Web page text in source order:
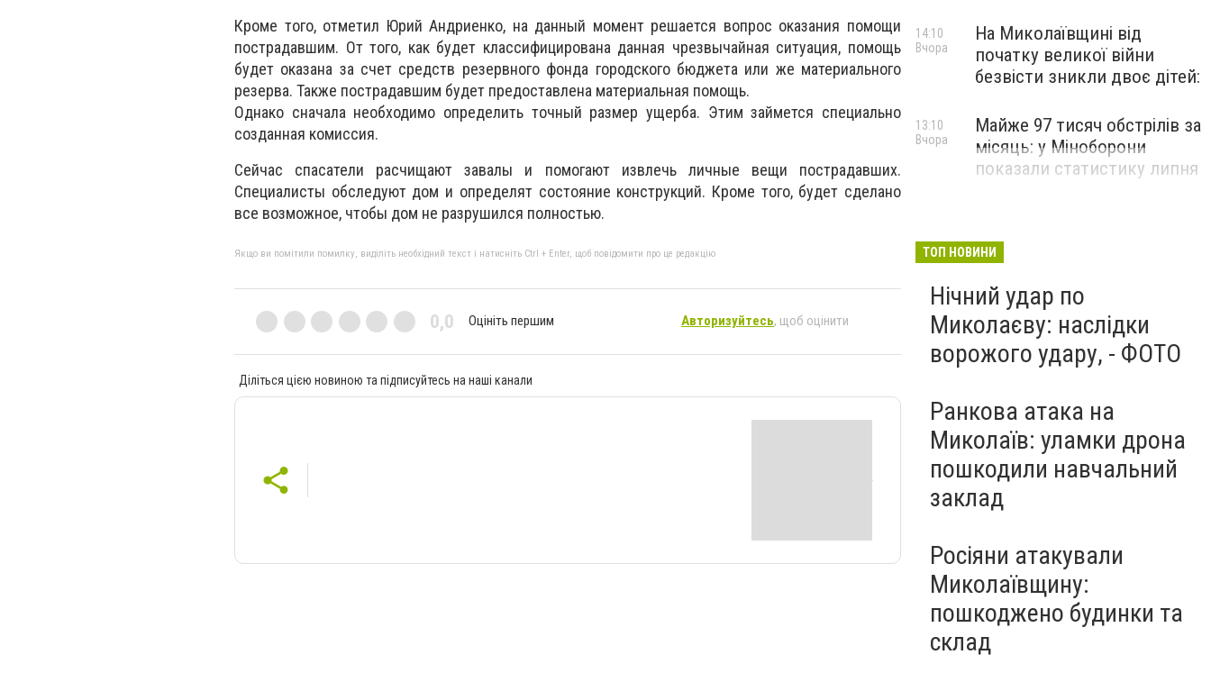
Кроме того, отметил Юрий Андриенко, на данный момент решается вопрос оказания помощи
пострадавшим. От того, как будет классифицирована данная чрезвычайная ситуация, помощь
будет оказана за счет средств резервного фонда городского бюджета или же материального
резерва. Также пострадавшим будет предоставлена материальная помощь.
Однако сначала необходимо определить точный размер ущерба. Этим займется специально
созданная комиссия.
Сейчас спасатели расчищают завалы и помогают извлечь личные вещи пострадавших.
Специалисты обследуют дом и определят состояние конструкций. Кроме того, будет сделано
все возможное, чтобы дом не разрушился полностью.
Якщо ви помітили помилку, виділіть необхідний текст і натисніть Ctrl + Enter, щоб повідомити про це редакцію
0,0 Оцініть першим Авторизуйтесь, щоб оцінити
Діліться цією новиною та підписуйтесь на наші канали
На Миколаївщині від
початку великої війни
безвісти зникли двоє дітей:
14:10
Вчора
Майже 97 тисяч обстрілів за
місяць: у Міноборони
показали статистику липня
13:10
Вчора
ТОП НОВИНИ
Нічний удар по
Миколаєву: наслідки
ворожого удару, - ФОТО
Ранкова атака на
Миколаїв: уламки дрона
пошкодили навчальний
заклад
Росіяни атакували
Миколаївщину:
пошкоджено будинки та
склад